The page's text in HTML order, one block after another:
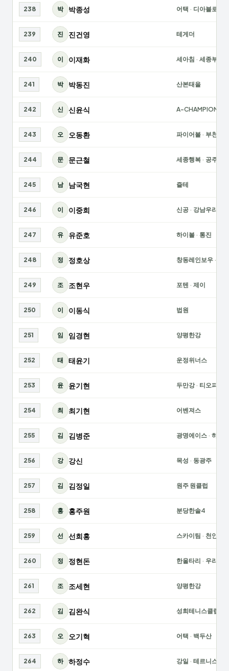
238 박 박종성 어택 · 디아블로
239 진 진건영 테게더
240 이 이재화 세아침 · 세종부강
241 박 박동진 산본태을
242 신 신윤식 A-CHAMPION
243 오 오동환 파이어볼 · 부천중
244 문 문근철 세종행복 · 공주어
245 남 남국현 즐테
246 이 이중희 신공 · 강남우리들
247 유 유준호 하이볼 · 통진
248 정 정호상 창동레인보우 ·
249 조 조현우 포텐 · 제이
250 이 이동식 법원
251 임 임경현 양평한강
252 태 태윤기 운정위너스
253 윤 윤기현 두만강· 티오피
254 최 최기현 어벤져스
255 김 김병준 광명에이스 · 하안
256 강 강신 목성 · 동광주
257 김 김정일 원주 원클럽
258 홍 홍주원 분당한솔4
259 선 선희홍 스카이팀 · 천안가
260 정 정현돈 한울타리 · 우리공
261 조 조세현 양평한강
262 김 김완식 성희테니스클럽
263 오 오기혁 어택 · 백두산
264 하 하정수 강일 · 테르니스